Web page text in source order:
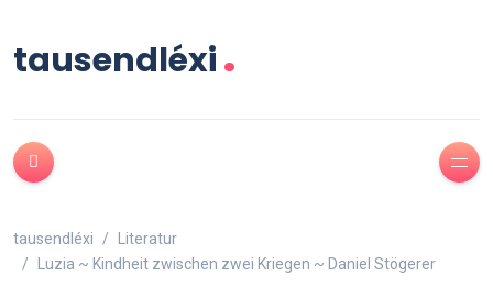
tausendléxi.
tausendléxi
Literatur
Luzia ~ Kindheit zwischen zwei Kriegen ~ Daniel Stögerer